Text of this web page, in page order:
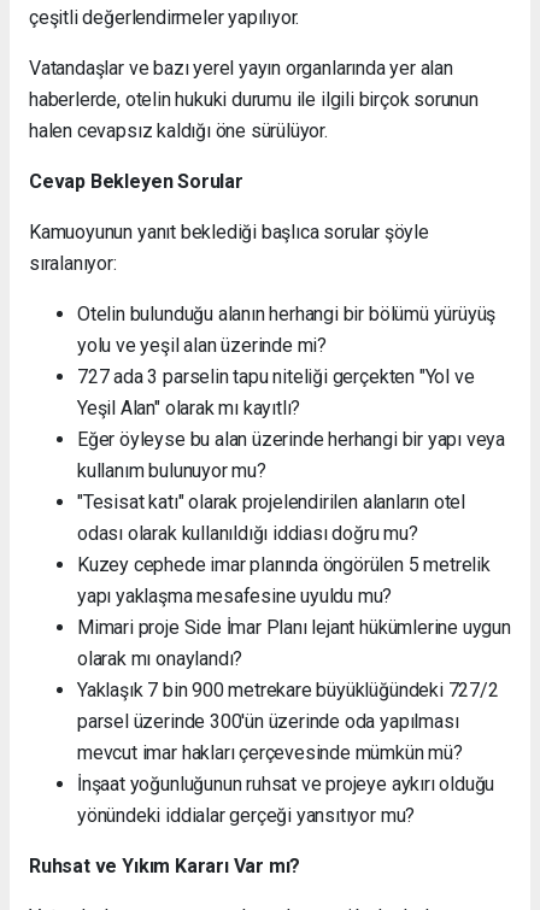
çeşitli değerlendirmeler yapılıyor.
Vatandaşlar ve bazı yerel yayın organlarında yer alan
haberlerde, otelin hukuki durumu ile ilgili birçok sorunun
halen cevapsız kaldığı öne sürülüyor.
Cevap Bekleyen Sorular
Kamuoyunun yanıt beklediği başlıca sorular şöyle
sıralanıyor:
Otelin bulunduğu alanın herhangi bir bölümü yürüyüş
yolu ve yeşil alan üzerinde mi?
727 ada 3 parselin tapu niteliği gerçekten "Yol ve
Yeşil Alan" olarak mı kayıtlı?
Eğer öyleyse bu alan üzerinde herhangi bir yapı veya
kullanım bulunuyor mu?
"Tesisat katı" olarak projelendirilen alanların otel
odası olarak kullanıldığı iddiası doğru mu?
Kuzey cephede imar planında öngörülen 5 metrelik
yapı yaklaşma mesafesine uyuldu mu?
Mimari proje Side İmar Planı lejant hükümlerine uygun
olarak mı onaylandı?
Yaklaşık 7 bin 900 metrekare büyüklüğündeki 727/2
parsel üzerinde 300'ün üzerinde oda yapılması
mevcut imar hakları çerçevesinde mümkün mü?
İnşaat yoğunluğunun ruhsat ve projeye aykırı olduğu
yönündeki iddialar gerçeği yansıtıyor mu?
Ruhsat ve Yıkım Kararı Var mı?